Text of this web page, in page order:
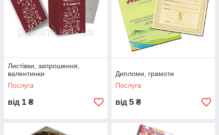
Листівки, запрошення,
валентинки
Послуга
від 1 ₴
Дипломи, грамоти
Послуга
від 5 ₴